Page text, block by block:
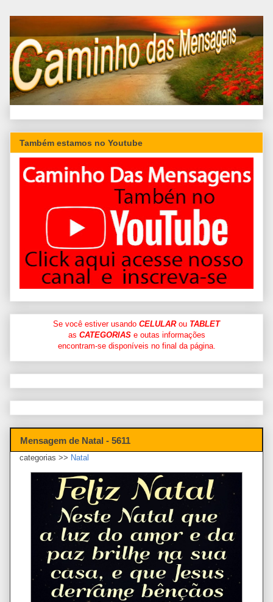
Também estamos no Youtube
Se você estiver usando CELULARou TABLET
as CATEGORIASe outas informações
encontram-se disponíveis no final da página.
Mensagem de Natal - 5611
categorias >> Natal